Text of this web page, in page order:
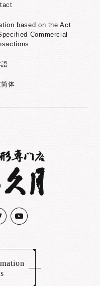
based on the Act
Commercial
語
体